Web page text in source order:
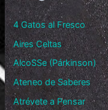
4 Gatos al Fresco
Aires Celtas
AlcoSSe (Párkinson)
Ateneo de Saberes
Atrévete a Pensar